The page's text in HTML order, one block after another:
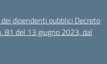
dipendenti pubblici Decreto
81 del 13 giugno 2023, dal